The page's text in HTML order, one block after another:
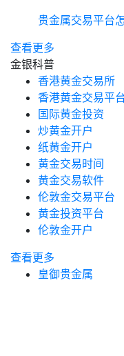
贵金属交易平台
查看更多
金银科普
香港黄金交易所
香港黄金交易平
国际黄金投资
炒黄金开户
纸黄金开户
黄金交易时间
黄金交易软件
伦敦金交易平台
黄金投资平台
伦敦金开户
查看更多
皇御贵金属